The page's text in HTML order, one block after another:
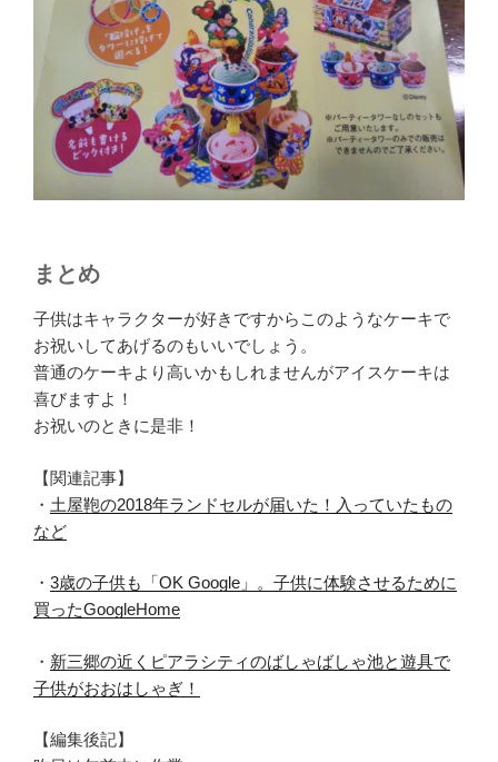
まとめ
子供はキャラクターが好きですからこのようなケーキで
お祝いしてあげるのもいいでしょう。
普通のケーキより高いかもしれませんがアイスケーキは
喜びますよ！
お祝いのときに是非！
【関連記事】
・ 土屋鞄の2018年ランドセルが届いた！入っていたもの
など
・ 3歳の子供も「OK Google」。子供に体験させるために
買ったGoogleHome
・ 新三郷の近くピアラシティのばしゃばしゃ池と遊具で
子供がおおはしゃぎ！
【編集後記】